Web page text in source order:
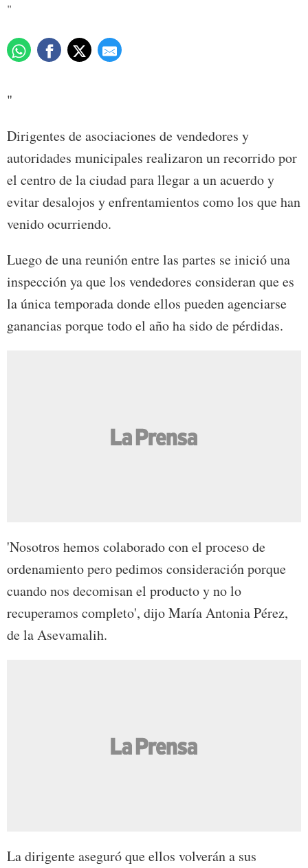
"
"
Dirigentes de asociaciones de vendedores y
autoridades municipales realizaron un recorrido por
el centro de la ciudad para llegar a un acuerdo y
evitar desalojos y enfrentamientos como los que han
venido ocurriendo.
Luego de una reunión entre las partes se inició una
inspección ya que los vendedores consideran que es
la única temporada donde ellos pueden agenciarse
ganancias porque todo el año ha sido de pérdidas.
'Nosotros hemos colaborado con el proceso de
ordenamiento pero pedimos consideración porque
cuando nos decomisan el producto y no lo
recuperamos completo', dijo María Antonia Pérez,
de la Asevamalih.
La dirigente aseguró que ellos volverán a sus